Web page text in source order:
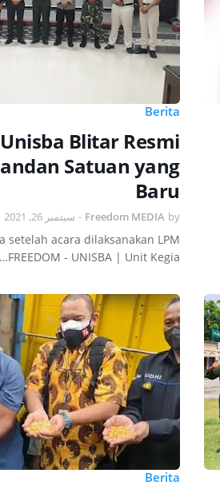
Berita
Blitar Resmi
Satuan yang
Baru
by
Freedom MEDIA
- سبتمبر 26, 2021
setelah acara dilaksanakan LPM
FREEDOM - UNISBA | Unit Kegia…
Berita